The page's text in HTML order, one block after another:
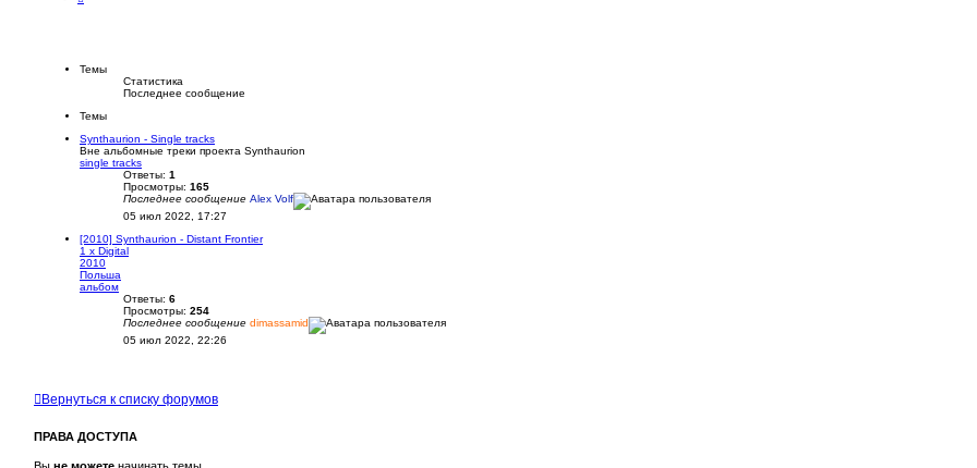
с
я
е
е
н
и
Темы
Статистика
Последнее сообщение
Темы
Synthaurion - Single tracks
Вне альбомные треки проекта Synthaurion
single tracks
Ответы: 1
Просмотры: 165
Последнее сообщение Alex Volf
05 июл 2022, 17:27
[2010] Synthaurion - Distant Frontier
1 x Digital
2010
Польша
альбом
Ответы: 6
Просмотры: 254
Последнее сообщение dimassamid
05 июл 2022, 22:26
Вернуться к списку форумов
ПРАВА ДОСТУПА